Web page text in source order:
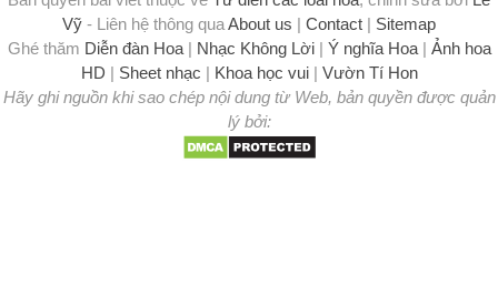
Vỹ - Liên hệ thông quaAbout us | Contact | Sitemap
Ghé thăm Diễn đàn Hoa| Nhạc Không Lời| Ý nghĩa Hoa| Ảnh hoa
HD | Sheet nhạc | Khoa học vui| Vườn Tí Hon
Hãy ghi nguồn khi sao chép nội dung từ Web, bản quyền được quản
lý bởi: